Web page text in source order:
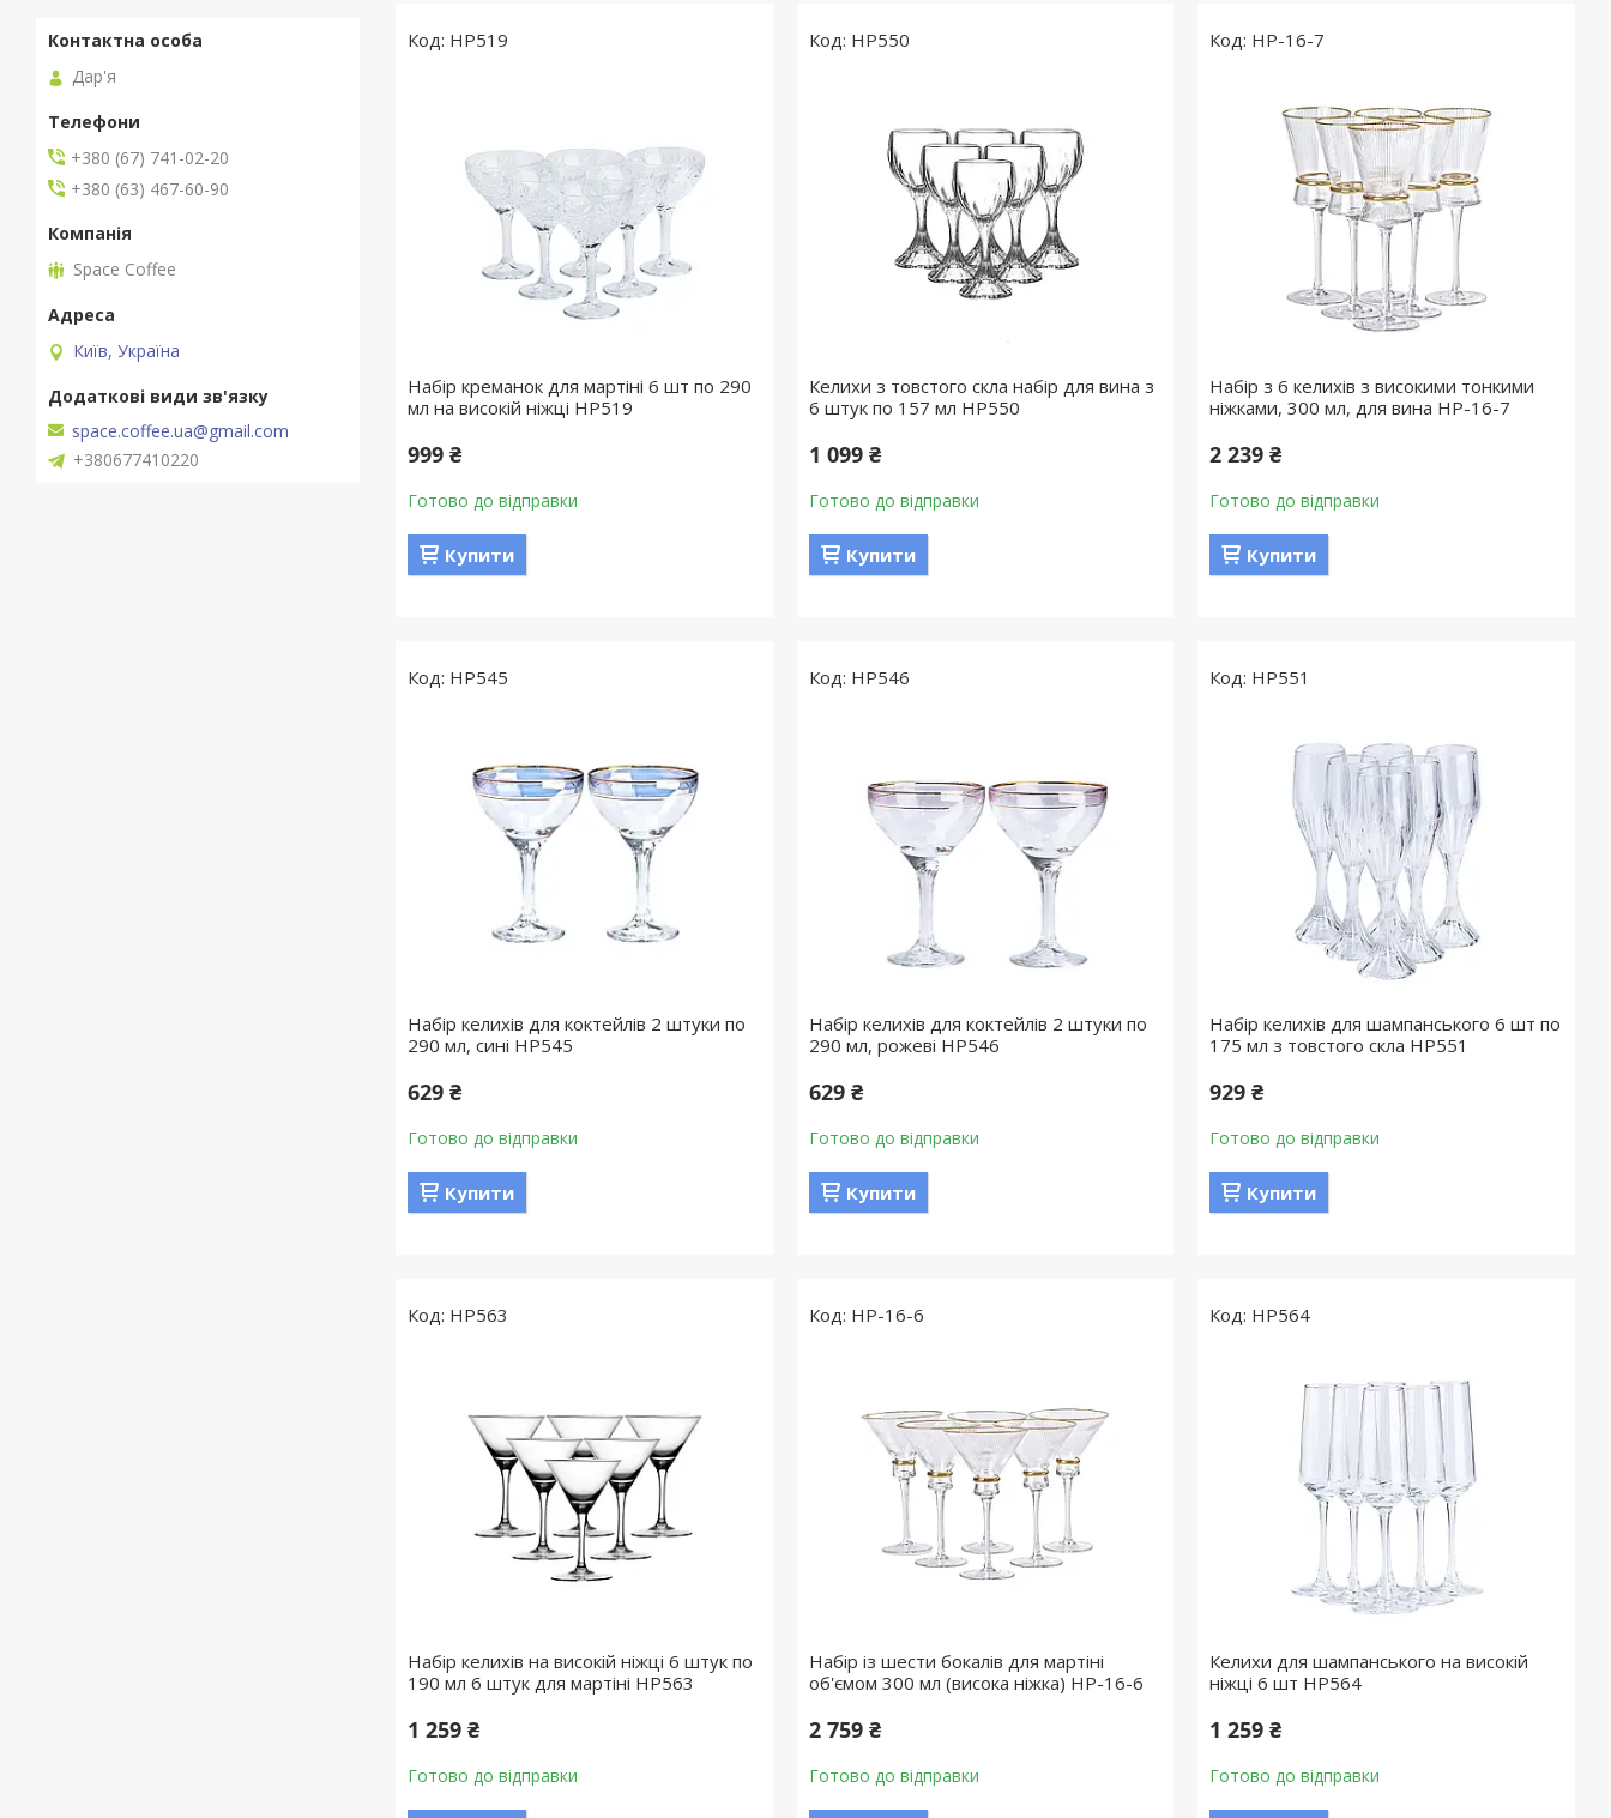
HP519
Набір креманок для мартіні 6 шт по 290
мл на високій ніжці HP519
999 ₴
Готово до відправки
Купити
HP550
Келихи з товстого скла набір для вина з
6 штук по 157 мл HP550
1 099 ₴
Готово до відправки
Купити
HP-16-7
Набір з 6 келихів з високими тонкими
ніжками, 300 мл, для вина HP-16-7
2 239 ₴
Готово до відправки
Купити
HP545
Набір келихів для коктейлів 2 штуки по
290 мл, сині HP545
629 ₴
Готово до відправки
Купити
HP546
Набір келихів для коктейлів 2 штуки по
290 мл, рожеві HP546
629 ₴
Готово до відправки
Купити
HP551
Набір келихів для шампанського 6 шт по
175 мл з товстого скла HP551
929 ₴
Готово до відправки
Купити
HP563
Набір келихів на високій ніжці 6 штук по
190 мл 6 штук для мартіні HP563
1 259 ₴
Готово до відправки
HP-16-6
Набір із шести бокалів для мартіні
об'ємом 300 мл (висока ніжка) HP-16-6
2 759 ₴
Готово до відправки
HP564
Келихи для шампанського на високій
ніжці 6 шт HP564
1 259 ₴
Готово до відправки
Дар'я
+380 (67) 741-02-20
+380 (63) 467-60-90
Space Coffee
Київ, Україна
space.coffee.ua@gmail.com
+380677410220